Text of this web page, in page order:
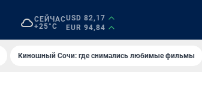
СЕЙЧАС
+25°C
USD 82,17
EUR 94,84
Киношный Сочи: где снимались любимые фильмы